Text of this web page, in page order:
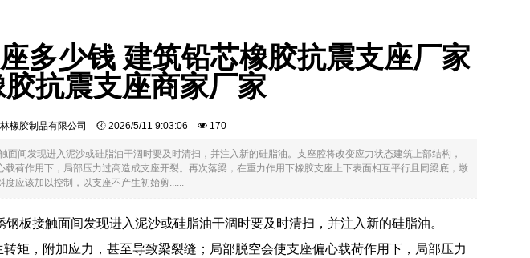
多少钱 建筑铅芯橡胶抗震支座厂家
抗震支座商家厂家
林橡胶制品有限公司 2026/5/11 9:03:06 170
间发现进入泥沙或硅脂油干涸时要及时清扫，并注入新的硅脂油。支座腔将改变应力状态建筑上部结构，
荷作用下，局部压力过高造成支座开裂。再次落梁，在重力作用下橡胶支座上下表面相互平行且同梁底，墩
应该加以控制，以支座不产生初始剪......
板接触面间发现进入泥沙或硅脂油干涸时要及时清扫，并注入新的硅脂油。
矩，附加应力，甚至导致梁裂缝；局部脱空会使支座偏心载荷作用下，局部压力